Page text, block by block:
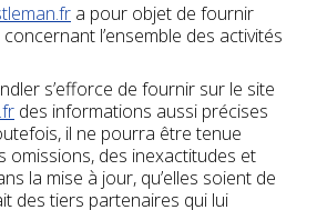
a pour objet de fournir
l’ensemble des activités
s’efforce de fournir sur le site
des informations aussi précises
il ne pourra être tenue
omissions, des inexactitudes et
la mise à jour, qu’elles soient de
des tiers partenaires qui lui